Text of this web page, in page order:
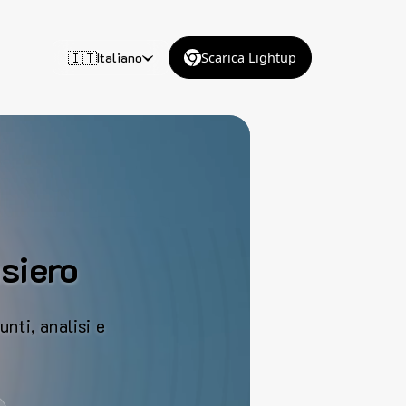
🇮🇹Italiano Scarica Lightup
analisi e